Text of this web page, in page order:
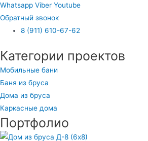
Whatsapp Viber Youtube
Обратный звонок
8 (911) 610-67-62
Категории проектов
Мобильные бани
Баня из бруса
Дома из бруса
Каркасные дома
Портфолио